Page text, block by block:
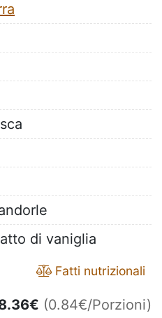
di vaniglia
Fatti nutrizionali
€ (0.84€/Porzioni)